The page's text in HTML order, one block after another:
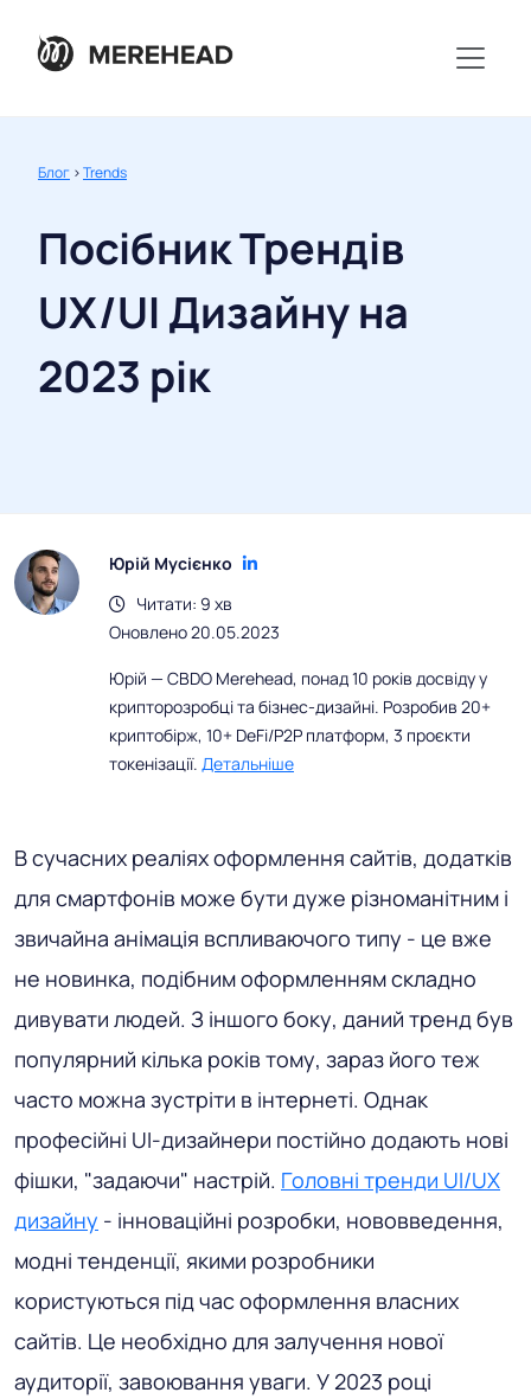
Блог >Trends
Посібник Трендів
UX/UI Дизайну на
2023 рік
Юрій Мусієнко
Читати: 9 хв
Оновлено 20.05.2023
Юрій — CBDO Merehead, понад 10 років досвіду у
крипторозробці та бізнес-дизайні. Розробив 20+
криптобірж, 10+ DeFi/P2P платформ, 3 проєкти
токенізації. Детальніше
В сучасних реаліях оформлення сайтів, додатків
для смартфонів може бути дуже різноманітним і
звичайна анімація вспливаючого типу - це вже
не новинка, подібним оформленням складно
дивувати людей. З іншого боку, даний тренд був
популярний кілька років тому, зараз його теж
часто можна зустріти в інтернеті. Однак
професійні UI-дизайнери постійно додають нові
фішки, "задаючи" настрій. Головні тренди UI/UX
дизайну - інноваційні розробки, нововведення,
модні тенденції, якими розробники
користуються під час оформлення власних
сайтів. Це необхідно для залучення нової
аудиторії, завоювання уваги. У 2023 році